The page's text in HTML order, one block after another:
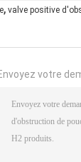
, valve positive
votre